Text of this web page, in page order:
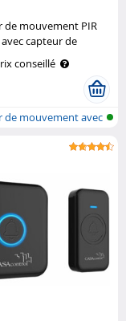
de mouvement PIR
capteur de
Control
conseillé
de mouvement avec